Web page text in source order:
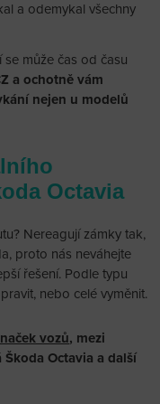
a odemykal všechny
může čas od času
a ochotně vám
nejen u modelů
Octavia
Nereagují zámky tak,
proto nás neváhejte
řešení. Podle typu
nebo celé vyměnit.
vozů, mezi
Octavia a další